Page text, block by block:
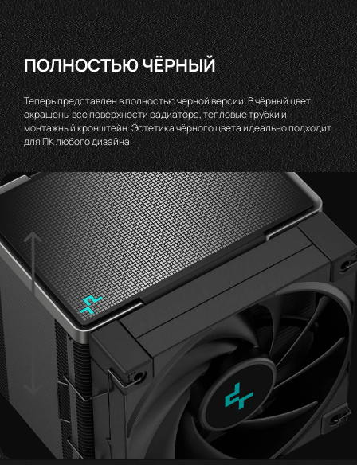
ПОЛНОСТЬЮ ЧЁРНЫЙ
Теперь представлен в полностью черной версии. В чёрный цвет
окрашены все поверхности радиатора, тепловые трубки и
монтажный кронштейн. Эстетика чёрного цвета идеально подходит
для ПК любого дизайна.